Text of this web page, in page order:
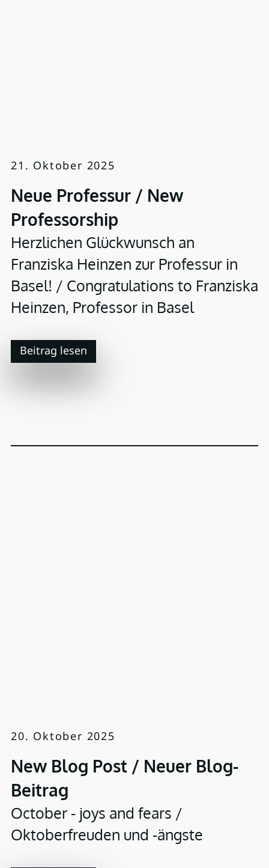
21. Oktober 2025
Neue Professur / New
Professorship
Herzlichen Glückwunsch an
Franziska Heinzen zur Professur in
Basel! / Congratulations to Franziska
Heinzen, Professor in Basel
Beitrag lesen
20. Oktober 2025
New Blog Post / Neuer Blog-
Beitrag
October - joys and fears /
Oktoberfreuden und -ängste